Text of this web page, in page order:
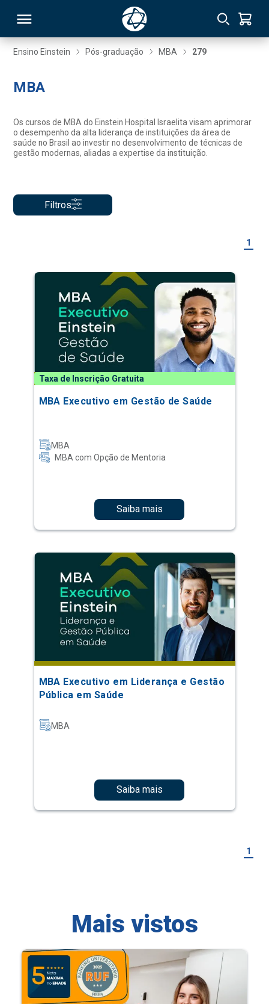
Ensino Einstein Pós-graduação MBA 279
MBA
Os cursos de MBA do Einstein Hospital Israelita visam aprimorar
o desempenho da alta liderança de instituições da área de
saúde no Brasil ao investir no desenvolvimento de técnicas de
gestão modernas, aliadas a expertise da instituição.
Filtros
1
Taxa de Inscrição Gratuita
MBA Executivo em Gestão de Saúde
MBA
MBA com Opção de Mentoria
Saiba mais
MBA Executivo em Liderança e Gestão
Pública em Saúde
MBA
Saiba mais
1
Mais vistos